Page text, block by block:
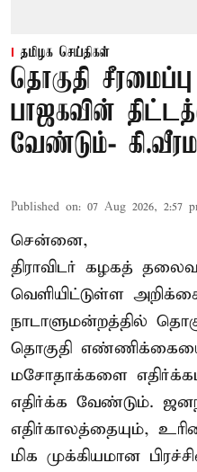
தமிழக செய்திகள்
தொகுதி
பாஜகவின்
வேண்டும்-
Published on: 07 Aug 2026, 2:57
சென்னை,
திராவிடர் கழகத்
வெளியிட்டுள்ள
நாடாளுமன்றத்தில்
தொகுதி எண்ணிக்கையை
மசோதாக்களை
எதிர்க்க வேண்டும்.
எதிர்காலத்தையும்,
மிக முக்கியமான